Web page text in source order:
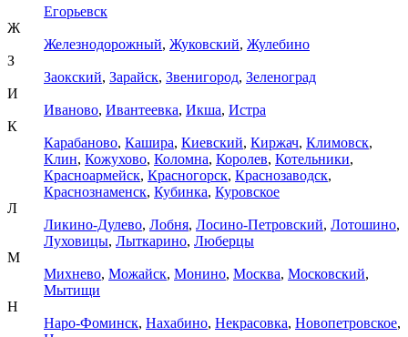
Егорьевск
Ж
Железнодорожный, Жуковский, Жулебино
З
Заокский, Зарайск, Звенигород, Зеленоград
И
Иваново, Ивантеевка, Икша, Истра
К
Карабаново, Кашира, Киевский, Киржач, Климовск,
Клин, Кожухово, Коломна, Королев, Котельники,
Красноармейск, Красногорск, Краснозаводск,
Краснознаменск, Кубинка, Куровское
Л
Ликино-Дулево, Лобня, Лосино-Петровский, Лотошино,
Луховицы, Лыткарино, Люберцы
М
Михнево, Можайск, Монино, Москва, Московский,
Мытищи
Н
Наро-Фоминск, Нахабино, Некрасовка, Новопетровское,